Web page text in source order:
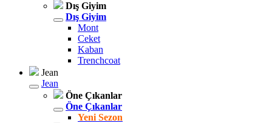
Dış Giyim
Dış Giyim
Mont
Ceket
Kaban
Trenchcoat
Jean
Jean
Öne Çıkanlar
Öne Çıkanlar
Yeni Sezon